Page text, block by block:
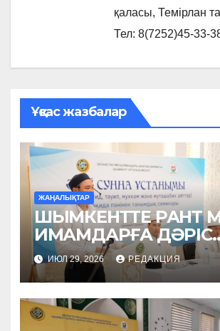
қаласы, Темірлан
Тел: 8(7252)45-33-
Ұқсас жазбалар
ЖАҢАЛЫҚТАР
ШЫМКЕНТТЕ РАНТ
ИМАМДАРҒА ДӘРІС
ОҚЫДЫ
ИЮЛ 29, 2026 РЕДАКЦИЯ